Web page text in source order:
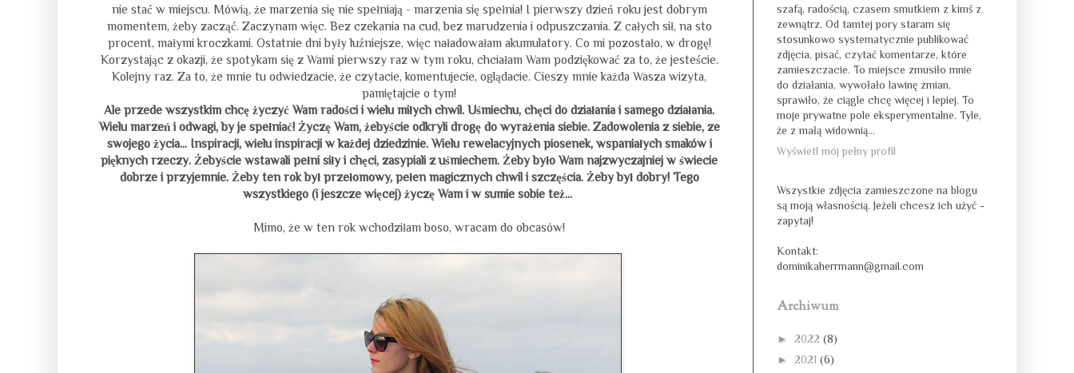
nie stać w miejscu. Mówią, że marzenia się nie spełniają - marzenia się spełnia! I pierwszy dzień roku jest dobrym
momentem, żeby zacząć. Zaczynam więc. Bez czekania na cud, bez marudzenia i odpuszczania. Z całych sił, na sto
procent, małymi kroczkami. Ostatnie dni były luźniejsze, więc naładowałam akumulatory. Co mi pozostało, w drogę!
Korzystając z okazji, że spotykam się z Wami pierwszy raz w tym roku, chciałam Wam podziękować za to, że jesteście.
Kolejny raz. Za to, że mnie tu odwiedzacie, że czytacie, komentujecie, oglądacie. Cieszy mnie każda Wasza wizyta,
pamiętajcie o tym!
Ale przede wszystkim chcę życzyć Wam radości i wielu miłych chwil. Uśmiechu, chęci do działania i samego działania.
Wielu marzeń i odwagi, by je spełniać! Życzę Wam, żebyście odkryli drogę do wyrażenia siebie. Zadowolenia z siebie, ze
swojego życia... Inspiracji, wielu inspiracji w każdej dziedzinie. Wielu rewelacyjnych piosenek, wspaniałych smaków i
pięknych rzeczy. Żebyście wstawali pełni siły i chęci, zasypiali z uśmiechem. Żeby było Wam najzwyczajniej w świecie
dobrze i przyjemnie. Żeby ten rok był przełomowy, pełen magicznych chwil i szczęścia. Żeby był dobry! Tego
wszystkiego (i jeszcze więcej) życzę Wam i w sumie sobie też...
Mimo, że w ten rok wchodziłam boso, wracam do obcasów!
szafą, radością, czasem smutkiem z kimś z
zewnątrz. Od tamtej pory staram się
stosunkowo systematycznie publikować
zdjęcia, pisać, czytać komentarze, które
zamieszczacie. To miejsce zmusiło mnie
do działania, wywołało lawinę zmian,
sprawiło, że ciągle chcę więcej i lepiej. To
moje prywatne pole eksperymentalne. Tyle,
że z małą widownią...
Wyświetl mój pełny profil
Wszystkie zdjęcia zamieszczone na blogu
są moją własnością. Jeżeli chcesz ich użyć -
zapytaj!
Kontakt:
dominikaherrmann@gmail.com
Archiwum
► 2022 (8)
► 2021 (6)